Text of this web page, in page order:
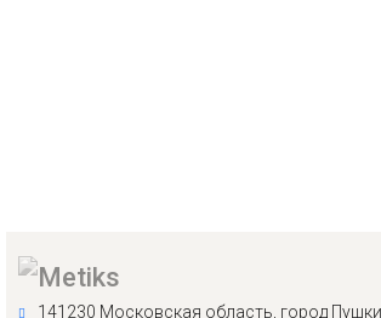
141230 Московская область, город